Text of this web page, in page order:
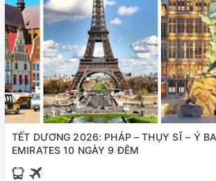
TẾT DƯƠNG 2026: PHÁP – THỤY SĨ – Ý BAY HÀNG KHÔNG
EMIRATES 10 NGÀY 9 ĐÊM